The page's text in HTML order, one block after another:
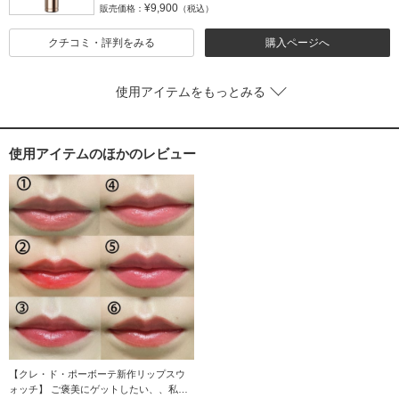
販売価格： ¥9,900 （税込）
購入ページへ
クチコミ・評判をみる
使用アイテムをもっとみる
使用アイテムのほかのレビュー
【クレ・ド・ポーボーテ新作リップスウ
ォッチ】 ご褒美にゲットしたい、、私の